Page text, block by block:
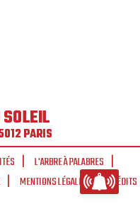
PARIS
L'ARBRE À PALABRES
MENTIONS LÉGALES CRÉDITS